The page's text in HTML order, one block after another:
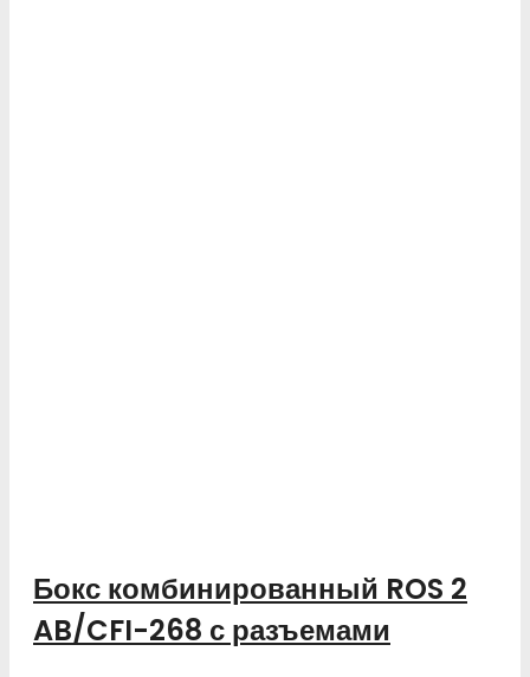
Бокс комбинированный ROS 2
AB/CFI-268 с разъемами